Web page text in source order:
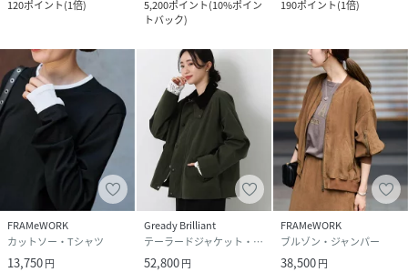
120ポイント(1倍)
5,200ポイント(10%ポイン
トバック)
190ポイント(1倍)
FRAMeWORK
カットソー・Tシャツ
13,750円
Gready Brilliant
テーラードジャケット・ブレザー
52,800円
FRAMeWORK
ブルゾン・ジャンパー
38,500円